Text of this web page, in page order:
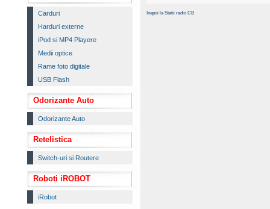
Carduri
Harduri externe
iPod si MP4 Playere
Medii optice
Rame foto digitale
USB Flash
Odorizante Auto
Odorizante Auto
Retelistica
Switch-uri si Routere
Roboti iROBOT
iRobot
Inapoi la Statii radio CB